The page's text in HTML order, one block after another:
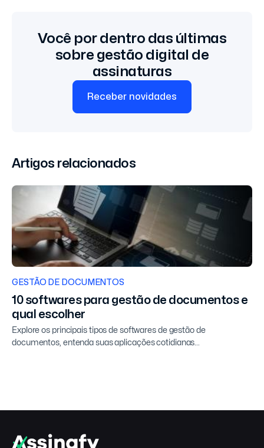
Você por dentro das últimas
sobre gestão digital de
assinaturas
Receber novidades
Artigos relacionados
GESTÃO DE DOCUMENTOS
10 softwares para gestão de documentos e
qual escolher
Explore os principais tipos de softwares de gestão de
documentos, entenda suas aplicações cotidianas...